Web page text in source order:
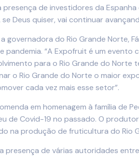
de investidores da
Deus quiser, vai continuar
do Rio Grande Norte,
“A Expofruit é um
para o Rio Grande do
o Rio Grande do Norte o maior
cada vez mais esse setor”.
em homenagem à família de
de Covid-19 no passado. O
na produção de fruticultura do Rio
de várias autoridades